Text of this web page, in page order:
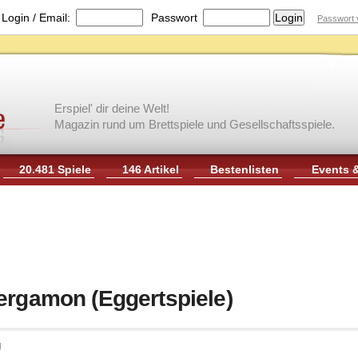
Login / Email: Passwort Passwort
Erspiel' dir deine Welt!
Magazin rund um Brettspiele und Gesellschaftsspiele.
20.481 Spiele 146 Artikel Bestenlisten Events
(Eggertspiele)